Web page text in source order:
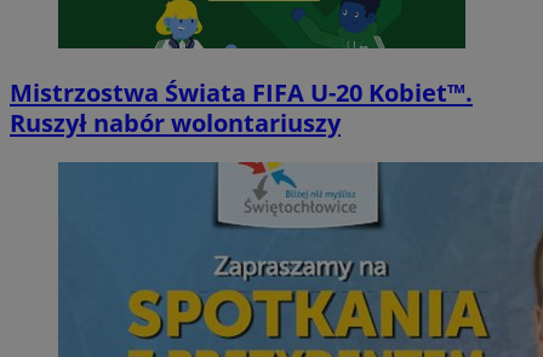
Mistrzostwa Świata FIFA U-20 Kobiet™.
Ruszył nabór wolontariuszy